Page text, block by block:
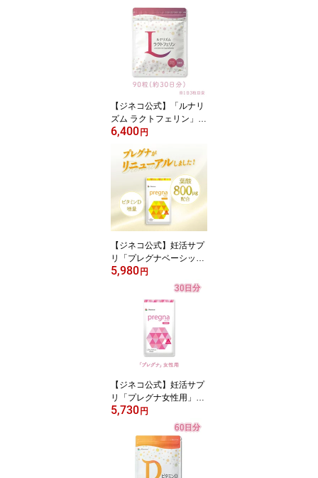
【ジネコ公式】「ルナリ
ズム ラクトフェリン」
ラクトフェリン300mg
フローラ 乳酸菌 腸まで
届く オリゴ糖 腸溶性
6,400円
【ジネコ公式】妊活サプ
リ「プレグナベーシッ
ク」医師と共同開発 葉酸
ビタミンB群 ビタミンD
マルチビタミン 妊活中
5,980円
【ジネコ公式】妊活サプ
リ「プレグナ女性用」医
師と共同開発 抗酸化 シ
ョウガエキス ローズヒッ
プ サプリ 妊活中 メニコ
5,730円